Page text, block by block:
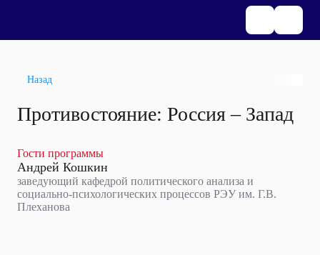
Назад
Противостояние: Россия – Запад
Гости программы
Андрей Кошкин
заведующий кафедрой политического анализа и
социально-психологических процессов РЭУ им. Г.В.
Плеханова